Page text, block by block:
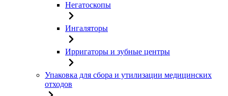
Негатоскопы
Ингаляторы
Ирригаторы и зубные центры
Упаковка для сбора и утилизации медицинских
отходов